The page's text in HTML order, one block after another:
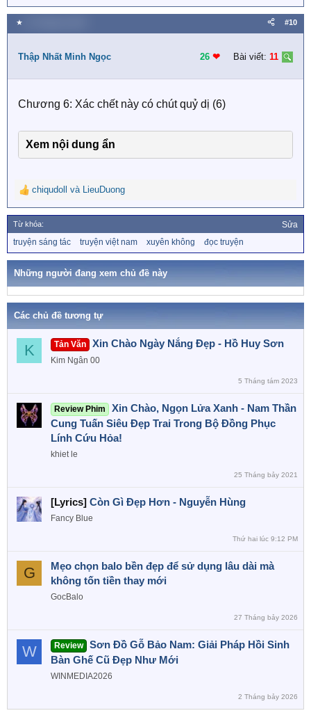
e
a
c
i
n
:
★ #10
Thập Nhất Minh Ngọc 26 ❤︎ Bài viết: 11
Chương 6: Xác chết này có chút quỷ dị (6)
Xem nội dung ẩn
R
e
a
c
t
o
s
chiqudoll và LieuDuong
Từ khóa: Sửa
ừ
k
truyện sáng tác truyện việt nam xuyên không đọc truyện
Những người đang xem chủ đề này
Các chủ đề tương tự
K Tản Văn Xin Chào Ngày Nắng Đẹp - Hồ Huy Sơn
Kim Ngân 00
5 Tháng tám 2023
Review Phim
Xin Chào, Ngọn Lửa Xanh - Nam Thần
Cung Tuấn Siêu Đẹp Trai Trong Bộ Đồng Phục
Lính Cứu Hỏa!
khiet le
25 Tháng bảy 2021
[Lyrics] Còn Gì Đẹp Hơn - Nguyễn Hùng
Fancy Blue
Thứ hai lúc 9:12 PM
G
Mẹo chọn balo bền đẹp để sử dụng lâu dài mà
không tốn tiền thay mới
GocBalo
27 Tháng bảy 2026
W Review
Sơn Đồ Gỗ Bảo Nam: Giải Pháp Hồi Sinh
Bàn Ghế Cũ Đẹp Như Mới
WINMEDIA2026
2 Tháng bảy 2026